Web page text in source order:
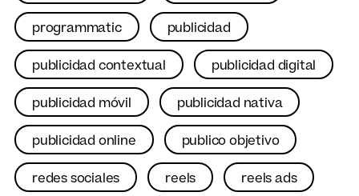
programmatic publicidad
publicidad contextual publicidad digital
publicidad móvil publicidad nativa
publicidad online publico objetivo
redes sociales reels reels ads